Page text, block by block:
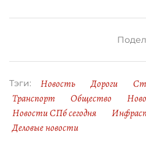
Тэги: Новость Дороги
Транспорт
Общество
Новости СПб сегодня
Деловые новости